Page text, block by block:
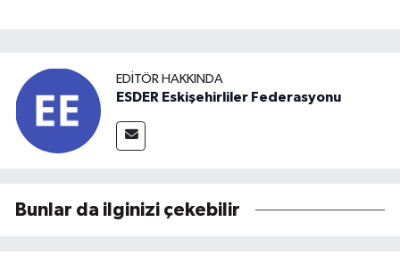
EDITÖR HAKKINDA
ESDER Eskişehirliler Federasyonu
Bunlar da ilginizi çekebilir